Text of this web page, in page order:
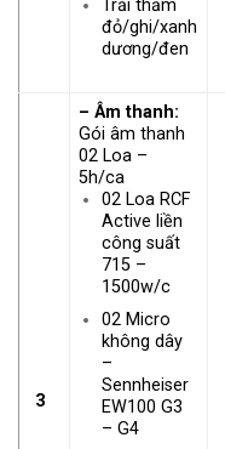
Trải thảm
đỏ/ghi/xanh
dương/đen
3
– Âm thanh:
Gói âm thanh
02 Loa –
5h/ca
02 Loa RCF
Active liền
công suất
715 –
1500w/c
02 Micro
không dây
–
Sennheiser
EW100 G3
– G4